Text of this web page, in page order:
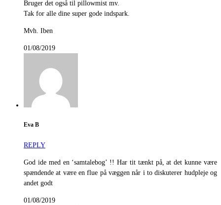
Bruger det også til pillowmist mv.
Tak for alle dine super gode indspark.
Mvh. Iben
01/08/2019
Eva B
REPLY
God ide med en ‘samtalebog’ !! Har tit tænkt på, at det kunne være
spændende at være en flue på væggen når i to diskuterer hudpleje og
andet godt
01/08/2019